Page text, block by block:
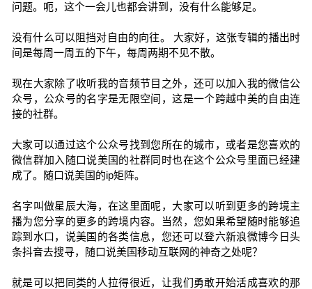
问题。呃，这个一会儿也都会讲到，没有什么能够足。
没有什么可以阻挡对自由的向往。 大家好，这张专辑的播出时
间是每周一周五的下午，每周两期不见不散。
现在大家除了收听我的音频节目之外，还可以加入我的微信公
众号，公众号的名字是无限空间，这是一个跨越中美的自由连
接的社群。
大家可以通过这个公众号找到您所在的城市，或者是您喜欢的
微信群加入随口说美国的社群同时也在这个公众号里面已经建
成了。随口说美国的ip矩阵。
名字叫做星辰大海，在这里面呢，大家可以听到更多的跨境主
播为您分享的更多的跨境内容。当然，您如果希望随时能够追
踪到水口，说美国的各类信息，您还可以登六新浪微博今日头
条抖音去搜寻，随口说美国移动互联网的神奇之处呢？
就是可以把同类的人拉得很近，让我们勇敢开始活成喜欢的那